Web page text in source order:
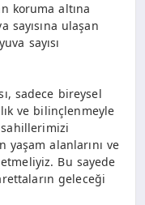
koruma altına
sayısına ulaşan
sayısı
sadece bireysel
ve bilinçlenmeyle
yaşam alanlarını ve
Bu sayede
geleceği